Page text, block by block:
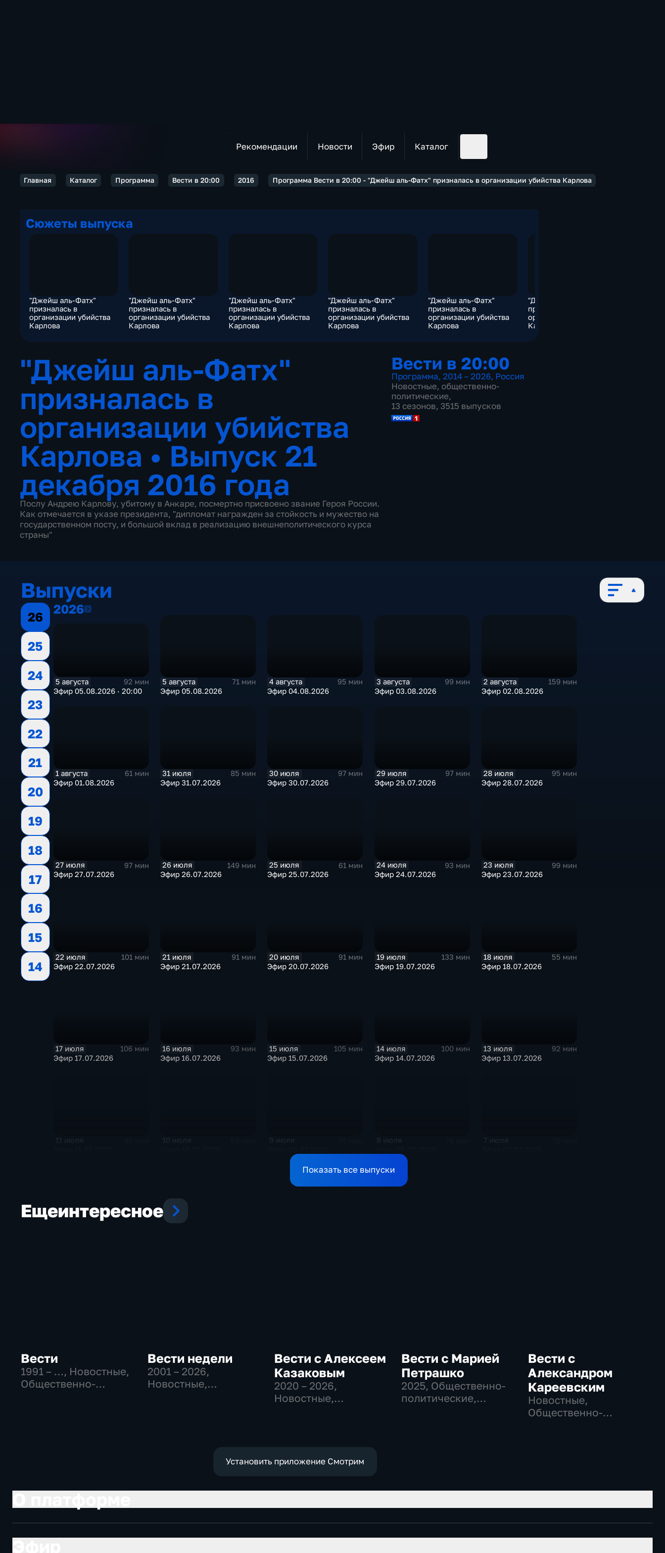
Рекомендации Новости Эфир Каталог
Главная Каталог Программа Вести в 20:00 2016 Программа Вести в 20:00 - "Джейш аль-Фатх" призналась в организации убийства Карлова
Сюжеты выпуска
"Джейш аль-Фатх"
призналась в
организации убийства
Карлова
"Джейш аль-Фатх"
призналась в
организации убийства
Карлова
"Джейш аль-Фатх"
призналась в
организации убийства
Карлова
"Джейш аль-Фатх"
призналась в
организации убийства
Карлова
"Джейш аль-Фатх"
призналась в
организации убийства
Карлова
"Джейш аль-Фатх"
призналась в
организации убийства
Карлова
"Джейш аль-Фатх"
призналась в
организации убийства
Карлова • Выпуск 21
декабря 2016 года
Послу Андрею Карлову, убитому в Анкаре, посмертно присвоено звание Героя России.
Как отмечается в указе президента, "дипломат награжден за стойкость и мужество на
государственном посту, и большой вклад в реализацию внешнеполитического курса
страны"
Вести в 20:00
Программа, 2014 – 2026, Россия
Новостные, общественно-
политические,
13 сезонов, 3515 выпусков
Выпуски
26
25
24
23
22
21
20
19
18
17
16
15
14
20262026
5 августа
92 мин
Эфир 05.08.2026 · 20:00
5 августа
71 мин
Эфир 05.08.2026
4 августа
95 мин
Эфир 04.08.2026
3 августа
99 мин
Эфир 03.08.2026
2 августа
159 мин
Эфир 02.08.2026
1 августа
61 мин
Эфир 01.08.2026
31 июля
85 мин
Эфир 31.07.2026
30 июля
97 мин
Эфир 30.07.2026
29 июля
97 мин
Эфир 29.07.2026
28 июля
95 мин
Эфир 28.07.2026
27 июля
97 мин
Эфир 27.07.2026
26 июля
149 мин
Эфир 26.07.2026
25 июля
61 мин
Эфир 25.07.2026
24 июля
93 мин
Эфир 24.07.2026
23 июля
99 мин
Эфир 23.07.2026
22 июля
101 мин
Эфир 22.07.2026
21 июля
91 мин
Эфир 21.07.2026
20 июля
91 мин
Эфир 20.07.2026
19 июля
133 мин
Эфир 19.07.2026
18 июля
55 мин
Эфир 18.07.2026
17 июля
106 мин
Эфир 17.07.2026
16 июля
93 мин
Эфир 16.07.2026
15 июля
105 мин
Эфир 15.07.2026
14 июля
100 мин
Эфир 14.07.2026
13 июля
92 мин
Эфир 13.07.2026
11 июля 10 июля 9 июля 8 июля 7 июля
Показать все выпуски
Ещеинтересное
Вести
1991 – …, Новостные,
Общественно-
Вести недели
2001 – 2026,
Новостные,
Вести с Алексеем
Казаковым
2020 – 2026,
Новостные,
Вести с Марией
Петрашко
2025, Общественно-
политические,
Вести с
Александром
Кареевским
Новостные,
Общественно-
Установить приложение Смотрим